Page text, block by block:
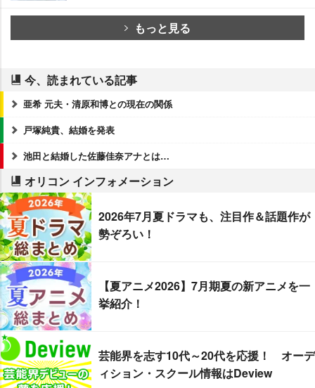
もっと見る
今、読まれている記事
亜希 元夫・清原和博との現在の関係
戸塚純貴、結婚を発表
池田と結婚した佐藤佳奈アナとは…
オリコン インフォメーション
2026年7月夏ドラマも、注目作＆話題作が
勢ぞろい！
【夏アニメ2026】7月期夏の新アニメを一
挙紹介！
芸能界を志す10代～20代を応援！ オーデ
ィション・スクール情報はDeview